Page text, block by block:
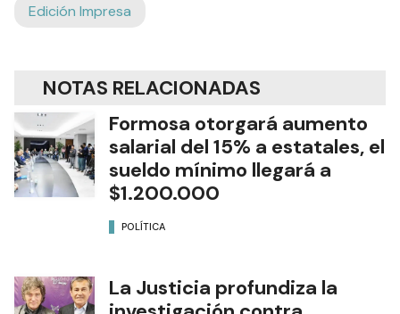
Edición Impresa
NOTAS RELACIONADAS
Formosa otorgará aumento
salarial del 15% a estatales, el
sueldo mínimo llegará a
$1.200.000
POLÍTICA
La Justicia profundiza la